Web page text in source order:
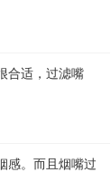
合适，过滤嘴
感。而且烟嘴过